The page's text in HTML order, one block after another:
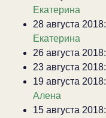
Екатерина
28 августа 2018:
Екатерина
26 августа 2018:
23 августа 2018:
19 августа 2018:
Алена
15 августа 2018: